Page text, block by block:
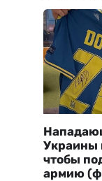
Украины
чтобы
армию